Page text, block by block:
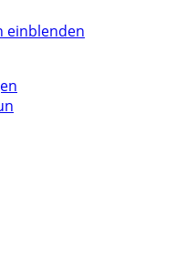
einblenden